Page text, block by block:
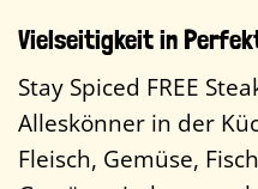
Vielseitigkeit in
Stay Spiced FREE
Alleskönner in der
Fleisch, Gemüse,